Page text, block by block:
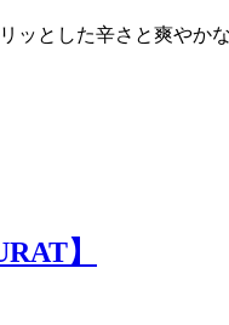
とした辛さと爽やか
】